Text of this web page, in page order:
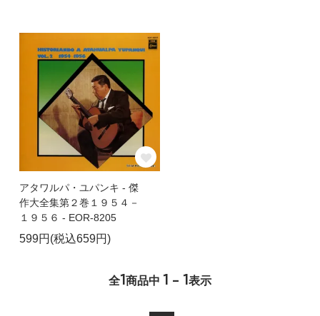
アタワルパ・ユパンキ - 傑
作大全集第２巻１９５４－
１９５６ - EOR-8205
599円(税込659円)
全1商品中 1 - 1表示